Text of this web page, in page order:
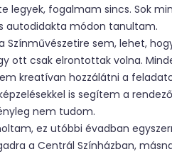
legyek, fogalmam sincs. Sok
autodidakta módon tanultam.
Színművészetire sem, lehet,
ott csak elrontottak volna.
kreatívan hozzálátni a
is segítem a
nem tudom.
ez utóbbi évadban
a Centrál Színházban,